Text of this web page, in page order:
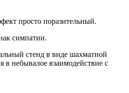
просто поразительный.
симпатии.
стенд в виде шахматной
небывалое взаимодействие с